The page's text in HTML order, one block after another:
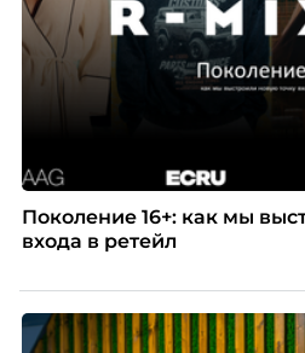
Поколение 16+: как мы
входа в ретейл